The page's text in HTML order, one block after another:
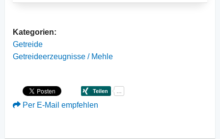
Kategorien:
Getreide
Getreideerzeugnisse / Mehle
Per E-Mail empfehlen